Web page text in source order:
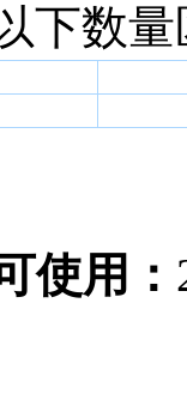
下数
使用：